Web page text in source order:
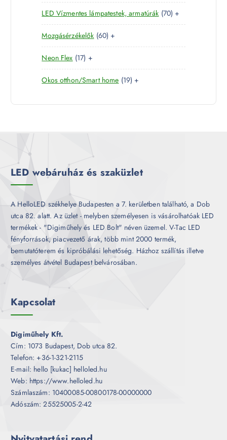
é
k
r
m
é
e
r
m
é
k
t
e
r
m
k
LED Vízmentes lámpatestek, armatúrák 707
0
e
m
+
Mozgásérzékelők 606
0
e
r
é
+
Neon Flex 171
7
t
r
+
Okos otthon/Smart home 191
t
+
LED webáruház és szaküzlet
A HelloLED székhelye Budapesten a 7. kerületben található, a Dob
utca 82. alatt. Az üzlet - melyben személyesen is vásárolhatóak LED
termékek - "Digiműhely és LED Bolt" néven üzemel. V-Tac LED
fényforrások, piacvezető árak, több mint 2000 termék,
bemutatóterem és kipróbálási lehetőség. Házhoz szállítás illetve
személyes átvétel Budapest belvárosában.
Kapcsolat
Digiműhely Kft.
Cím: 1073 Budapest, Dob utca 82.
Telefon: +36-1-321-2115
E-mail: hello [kukac] helloled.hu
Web: https://www.helloled.hu
Számlaszám: 10400085-00800178-00000000
Adószám: 25525005-2-42